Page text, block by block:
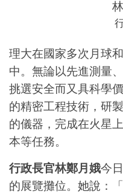
理大在國家多次月球
中。無論以先進測量
挑選安全而又具科學
的精密工程技術，研
的儀器，完成在火星
本等任務。
行政長官林鄭月娥今
的展覽攤位。她說：